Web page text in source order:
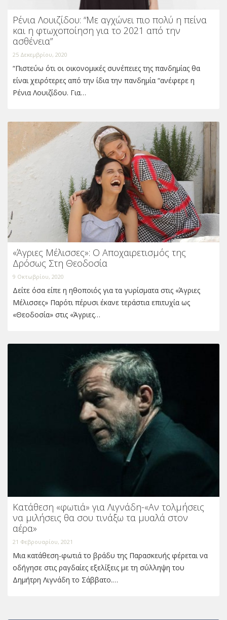
Ρένια Λουιζίδου: “Με αγχώνει πιο πολύ η πείνα
και η φτωχοποίηση για το 2021 από την
ασθένεια”
25 Δεκεμβρίου, 2020
“Πιστεύω ότι οι οικονομικές συνέπειες της πανδημίας θα
είναι χειρότερες από την ίδια την πανδημία “ανέφερε η
Ρένια Λουιζίδου. Για…
«Άγριες Μέλισσες»: Ο Αποχαιρετισμός της
Δρόσως Στη Θεοδοσία
9 Οκτωβρίου, 2020
Δείτε όσα είπε η ηθοποιός για τα γυρίσματα στις «Άγριες
Μέλισσες» Παρότι πέρυσι έκανε τεράστια επιτυχία ως
«Θεοδοσία» στις «Άγριες…
Κατάθεση «φωτιά» για Λιγνάδη-«Αν τολμήσεις
να μιλήσεις θα σου τινάξω τα μυαλά στον
αέρα»
21 Φεβρουαρίου, 2021
Μια κατάθεση-φωτιά το βράδυ της Παρασκευής φέρεται να
οδήγησε στις ραγδαίες εξελίξεις με τη σύλληψη του
Δημήτρη Λιγνάδη το Σάββατο.…